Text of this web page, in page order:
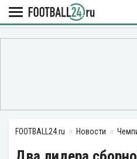
FOOTBALL24.ru Новости